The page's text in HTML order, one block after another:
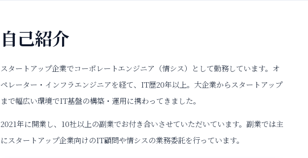
自己紹介
スタートアップ企業でコーポレートエンジニア（情シス）として勤務しています。オ
ペレーター・インフラエンジニアを経て、IT歴20年以上。大企業からスタートアップ
まで幅広い環境でIT基盤の構築・運用に携わってきました。
2021年に開業し、10社以上の副業でお付き合いさせていただいています。副業では主
にスタートアップ企業向けのIT顧問や情シスの業務委託を行っています。